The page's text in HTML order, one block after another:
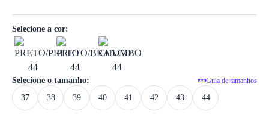
Selecione o tamanho: Guia de tamanhos
37 38 39 40 41 42 43 44
Selecione a cor: